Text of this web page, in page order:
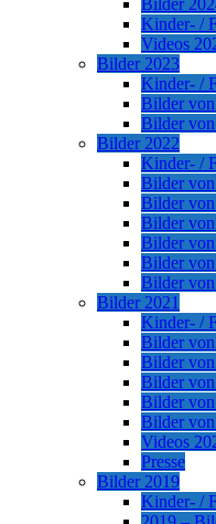
Bilder
Kinder- /
Videos
Bilder 2023
Kinder- /
Bilder
Bilder
Bilder 2022
Kinder- /
Bilder
Bilder
Bilder
Bilder
Bilder
Bilder
Bilder 2021
Kinder- /
Bilder
Bilder
Bilder
Bilder
Bilder
Videos
Presse
Bilder 2019
Kinder- /